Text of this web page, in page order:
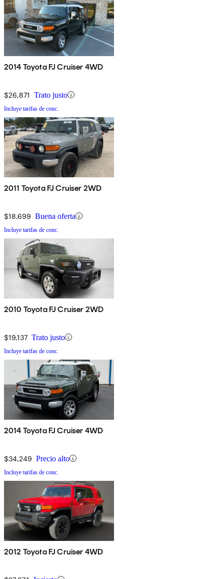
2014 Toyota FJ Cruiser 4WD
$26,871 Trato justo
Incluye tarifas de conc.
2011 Toyota FJ Cruiser 2WD
$18,699 Buena oferta
Incluye tarifas de conc.
2010 Toyota FJ Cruiser 2WD
$19,137 Trato justo
Incluye tarifas de conc.
2014 Toyota FJ Cruiser 4WD
$34,249 Precio alto
Incluye tarifas de conc.
2012 Toyota FJ Cruiser 4WD